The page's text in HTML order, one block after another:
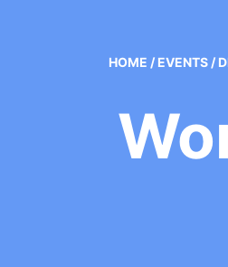
HOME / EVENTS /